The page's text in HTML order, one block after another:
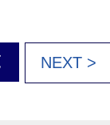
NEXT >